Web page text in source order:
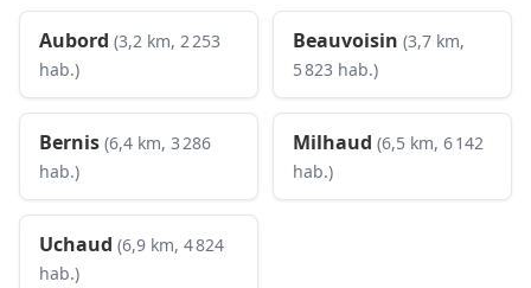
Aubord (3,2 km, 2 253
hab.)
Beauvoisin (3,7 km,
5 823 hab.)
Bernis (6,4 km, 3 286
hab.)
Milhaud (6,5 km, 6 142
hab.)
Uchaud (6,9 km, 4 824
hab.)